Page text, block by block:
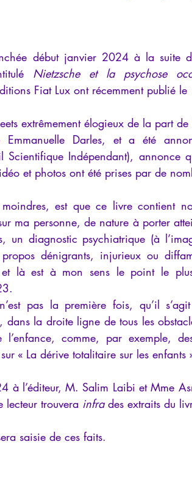
début janvier 2024 à la suite
Nietzsche et la psychose
Fiat Lux ont récemment publié
extrêmement élogieux de la part
Darles, et a été
Scientifique Indépendant), annonce
et photos ont été prises par de
est que ce livre contient
ma personne, de nature à porter
un diagnostic psychiatrique (à
propos dénigrants, injurieux ou
là est à mon sens le point le
pas la première fois, qu’il
dans la droite ligne de tous les
comme, par exemple,
« La dérive totalitaire sur les enfants
à l’éditeur, M. Salim Laibi et Mme
lecteur trouvera infra des extraits du
saisie de ces faits.